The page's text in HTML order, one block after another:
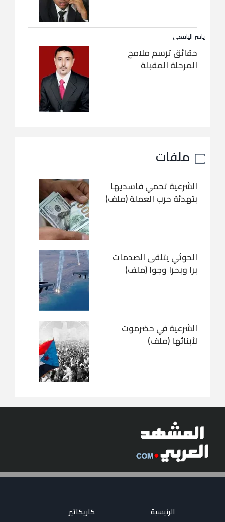
ياسر اليافعي
حقائق ترسم ملامح
المرحلة المقبلة
ملفات
الشرعية تحمي فاسديها
بتهدئة حرب العملة (ملف)
الحوثي يتلقى الصدمات
برا وبحرا وجوا (ملف)
الشرعية في حضرموت
لأبنائها (ملف)
الرئيسية
كاريكاتير